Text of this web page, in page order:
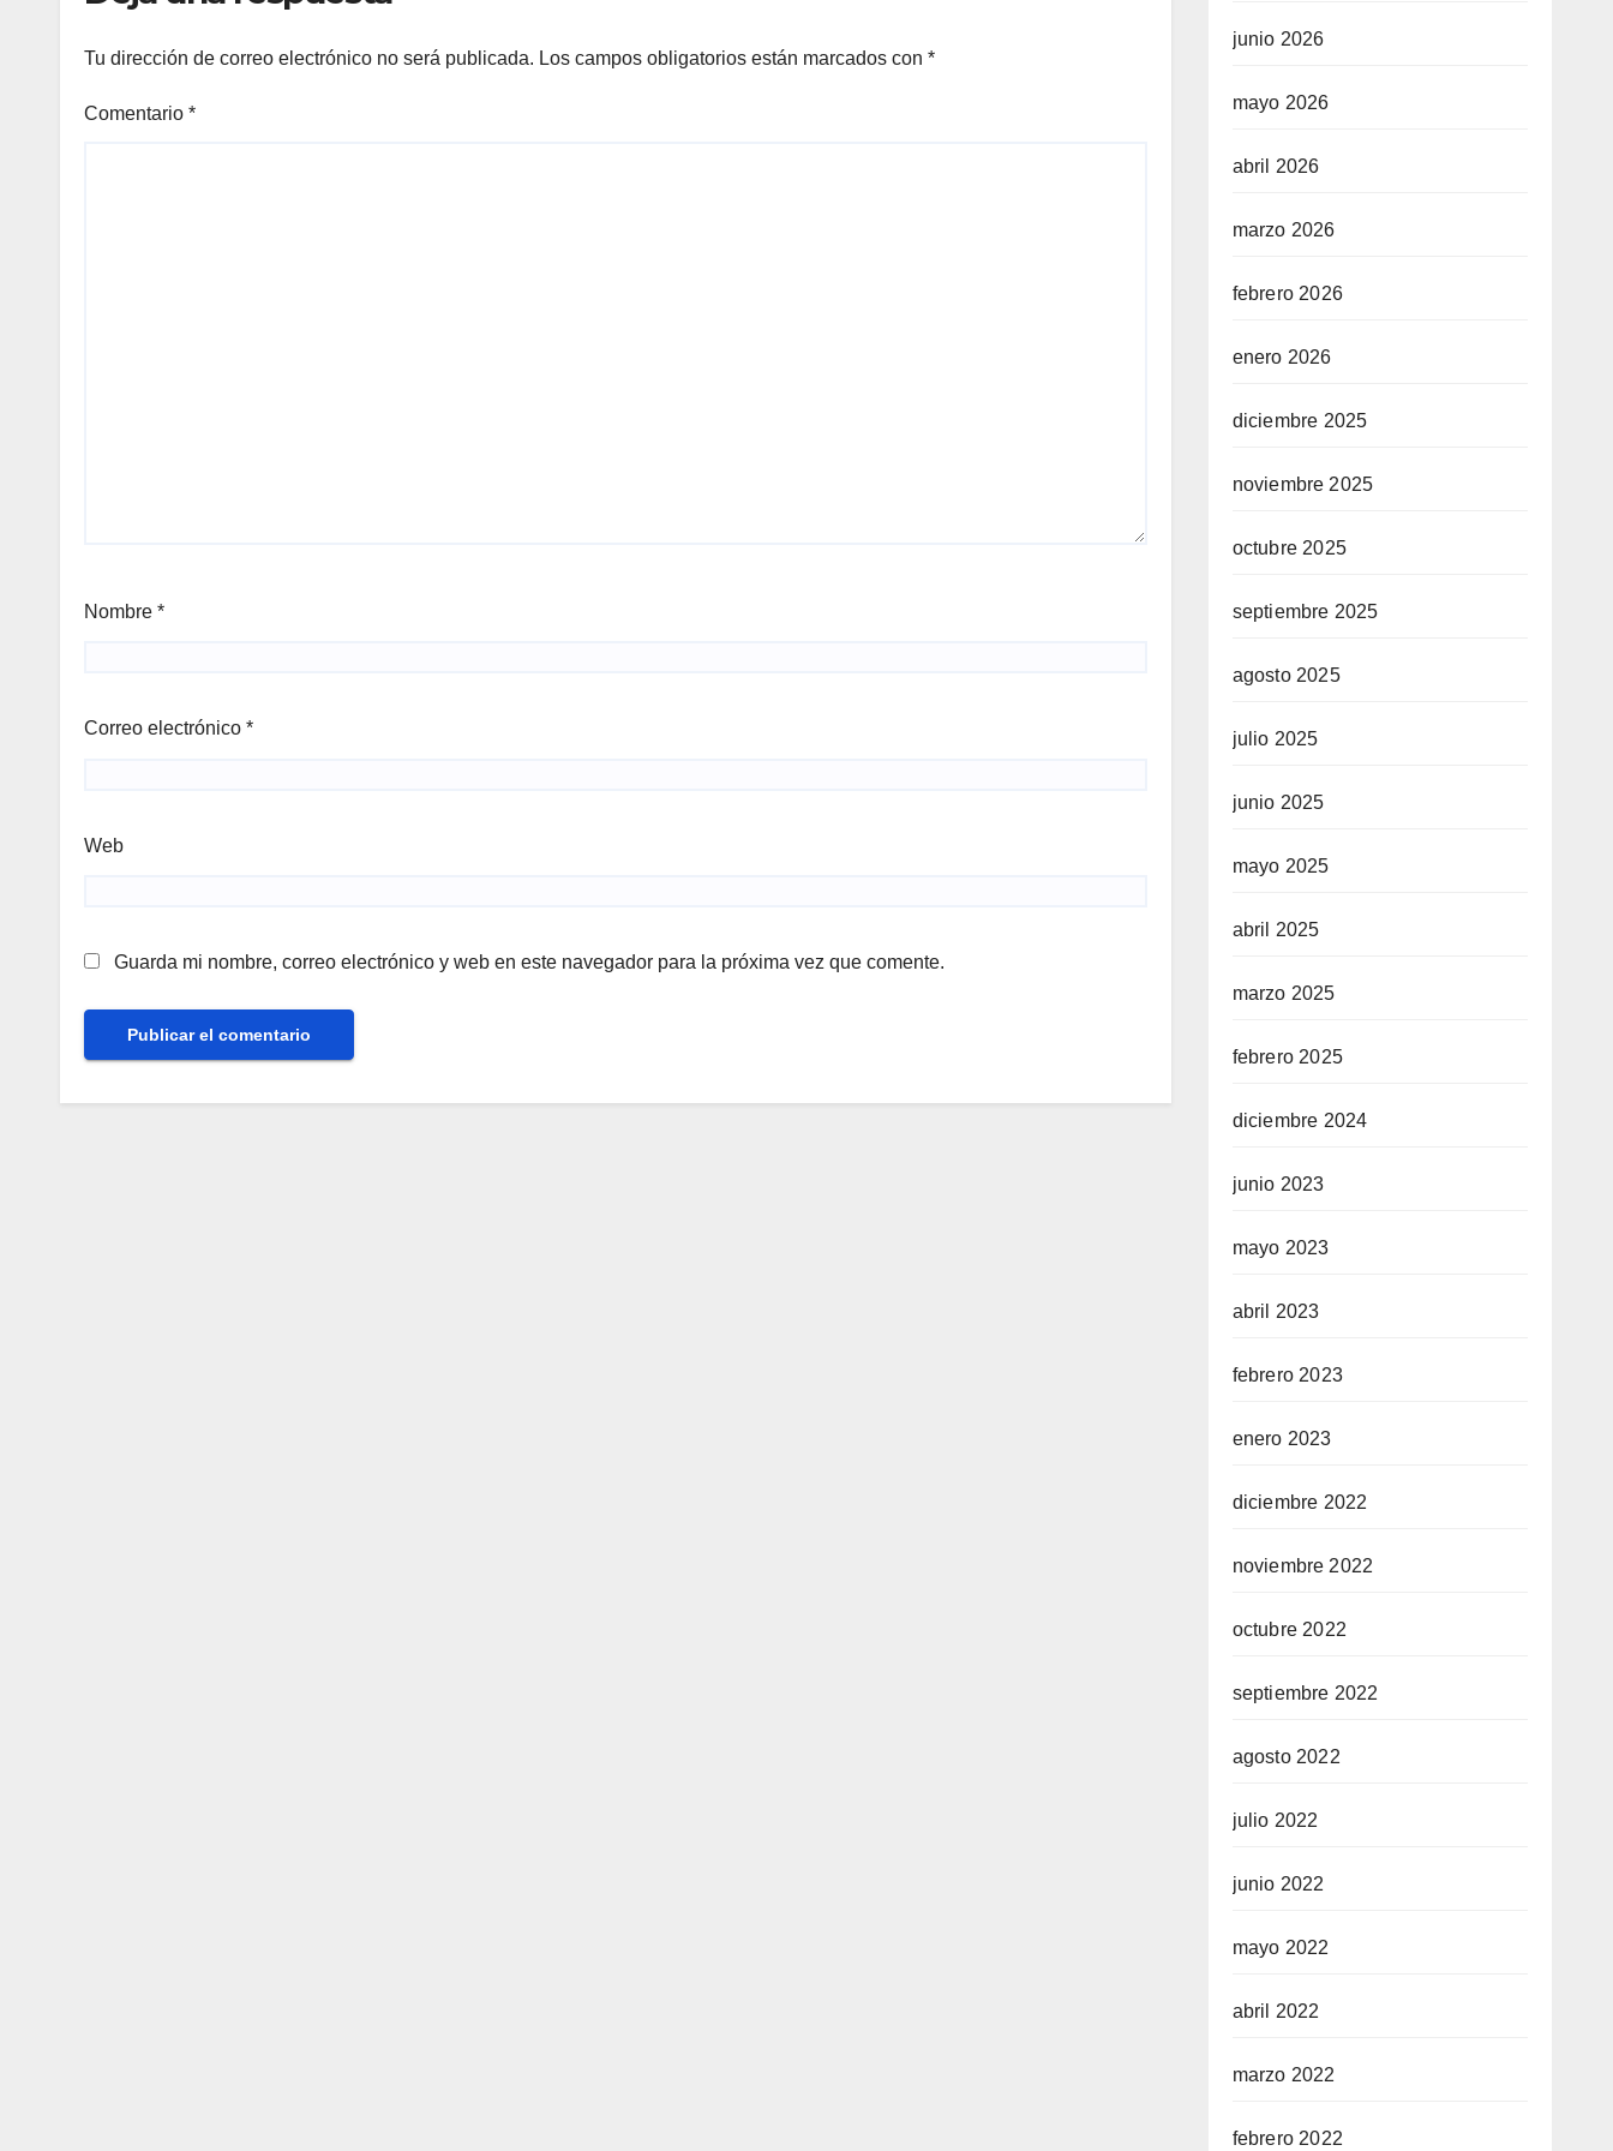
Tu dirección de correo electrónico no será publicada. Los campos obligatorios están marcados con *
Comentario *
Nombre *
Correo electrónico *
Web
Guarda mi nombre, correo electrónico y web en este navegador para la próxima vez que comente.
junio 2026
mayo 2026
abril 2026
marzo 2026
febrero 2026
enero 2026
diciembre 2025
noviembre 2025
octubre 2025
septiembre 2025
agosto 2025
julio 2025
junio 2025
mayo 2025
abril 2025
marzo 2025
febrero 2025
diciembre 2024
junio 2023
mayo 2023
abril 2023
febrero 2023
enero 2023
diciembre 2022
noviembre 2022
octubre 2022
septiembre 2022
agosto 2022
julio 2022
junio 2022
mayo 2022
abril 2022
marzo 2022
febrero 2022